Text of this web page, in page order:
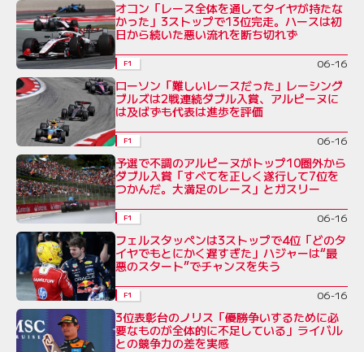
オコン「レース全体を通してタイヤが持たな
かった」3ストップで13位完走。ハースは初
日から続いた悪い流れを断ち切れず
F1 06-16
ローソン「難しいレースだった」レーシング
ブルズは2戦連続ダブル入賞、アルピーヌに
は及ばずも代表は進歩を評価
F1 06-16
予選で不調のアルピーヌがトップ10圏外から
ダブル入賞「すべてを正しく遂行して7位を
つかんだ。大満足のレース」とガスリー
F1 06-16
フェルスタッペンは3ストップで4位「どのタ
イヤでもとにかく遅すぎた」ハジャーは“最
悪のスタート”でチャンスを失う
F1 06-16
3位表彰台のノリス「優勝争いするために必
要なものが全体的に不足している」ライバル
との競争力の差を実感